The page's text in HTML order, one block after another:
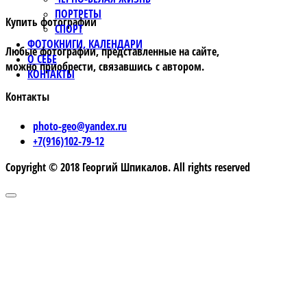
ПОРТРЕТЫ
СПОРТ
ФОТОКНИГИ, КАЛЕНДАРИ
О СЕБЕ
КОНТАКТЫ
Купить фотографии
Любые фотографии, представленные на сайте,
можно приобрести, связавшись с автором.
Контакты
photo-geo@yandex.ru
+7(916)102-79-12
Copyright © 2018 Георгий Шпикалов. All rights reserved